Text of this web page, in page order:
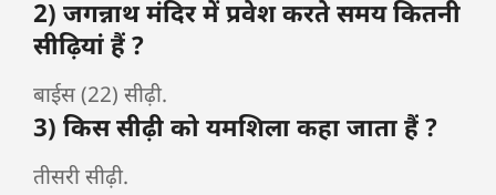
2) जगन्नाथ मंदिर में प्रवेश करते समय कितनी
सीढ़ियां हैं ?
बाईस (22) सीढ़ी.
3) किस सीढ़ी को यमशिला कहा जाता हैं ?
तीसरी सीढ़ी.